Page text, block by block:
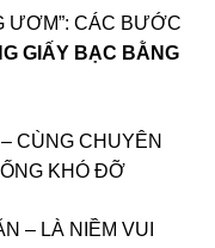
ƯƠM”: CÁC BƯỚC
GIẤY BẠC BẰNG
CÙNG CHUYÊN
KHÓ ĐỠ
– LÀ NIỀM VUI